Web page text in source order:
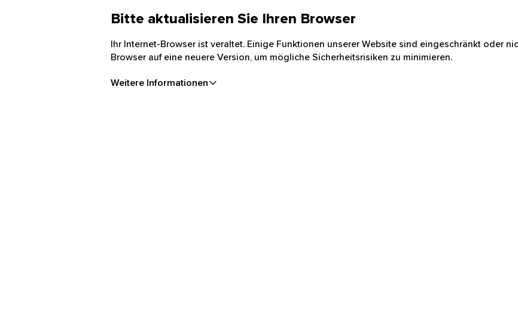
Bitte aktualisieren Sie Ihren Browser
Ihr Internet-Browser ist veraltet. Einige Funktionen unserer Website sind eingeschränkt oder
Browser auf eine neuere Version, um mögliche Sicherheitsrisiken zu minimieren.
Weitere Informationen